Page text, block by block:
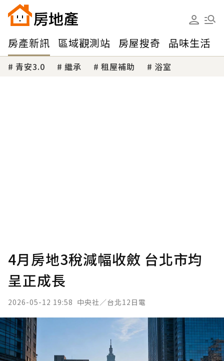
房產新訊 區域觀測站 房屋搜奇 品味生活
青安3.0 繼承 租屋補助 浴室
4月房地3稅減幅收斂 台北市均
呈正成長
2026-05-12 19:58 中央社／台北12日電